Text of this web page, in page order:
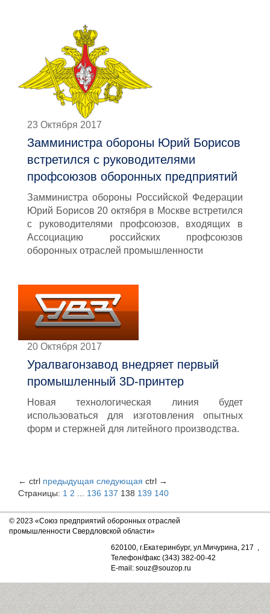
23 Октября 2017
Замминистра обороны Юрий Борисов
встретился с руководителями
профсоюзов оборонных предприятий
Замминистра обороны Российской Федерации
Юрий Борисов 20 октября в Москве встретился
с руководителями профсоюзов, входящих в
Ассоциацию российских профсоюзов
оборонных отраслей промышленности
20 Октября 2017
Уралвагонзавод внедряет первый
промышленный 3D-принтер
Новая технологическая линия будет
использоваться для изготовления опытных
форм и стержней для литейного производства.
← ctrl предыдущая следующая ctrl →
Страницы: 1 2 ... 136 137 138 139 140
© 2023 «Союз предприятий оборонных отраслей
промышленности Свердловской области»
620100, г.Екатеринбург, ул.Мичурина, 217 ,
Телефон/факс (343) 382-00-42
E-mail: souz@souzop.ru